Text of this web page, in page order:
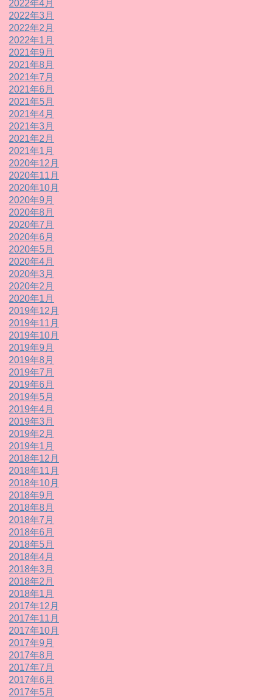
2022年4月
2022年3月
2022年2月
2022年1月
2021年9月
2021年8月
2021年7月
2021年6月
2021年5月
2021年4月
2021年3月
2021年2月
2021年1月
2020年12月
2020年11月
2020年10月
2020年9月
2020年8月
2020年7月
2020年6月
2020年5月
2020年4月
2020年3月
2020年2月
2020年1月
2019年12月
2019年11月
2019年10月
2019年9月
2019年8月
2019年7月
2019年6月
2019年5月
2019年4月
2019年3月
2019年2月
2019年1月
2018年12月
2018年11月
2018年10月
2018年9月
2018年8月
2018年7月
2018年6月
2018年5月
2018年4月
2018年3月
2018年2月
2018年1月
2017年12月
2017年11月
2017年10月
2017年9月
2017年8月
2017年7月
2017年6月
2017年5月